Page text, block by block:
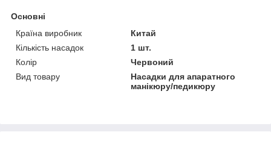
Основні
Країна виробник
Китай
Кількість насадок
1 шт.
Колір
Червоний
Вид товару
Насадки для апаратного
манікюру/педикюру